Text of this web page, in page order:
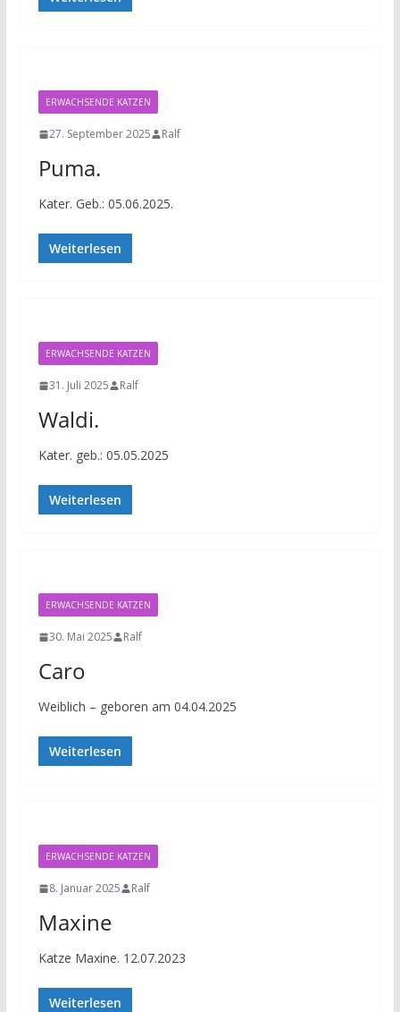
ERWACHSENDE KATZEN
27. September 2025 Ralf
Puma.
Kater. Geb.: 05.06.2025.
Weiterlesen
ERWACHSENDE KATZEN
31. Juli 2025 Ralf
Waldi.
Kater. geb.: 05.05.2025
Weiterlesen
ERWACHSENDE KATZEN
30. Mai 2025 Ralf
Caro
Weiblich – geboren am 04.04.2025
Weiterlesen
ERWACHSENDE KATZEN
8. Januar 2025 Ralf
Maxine
Katze Maxine. 12.07.2023
Weiterlesen